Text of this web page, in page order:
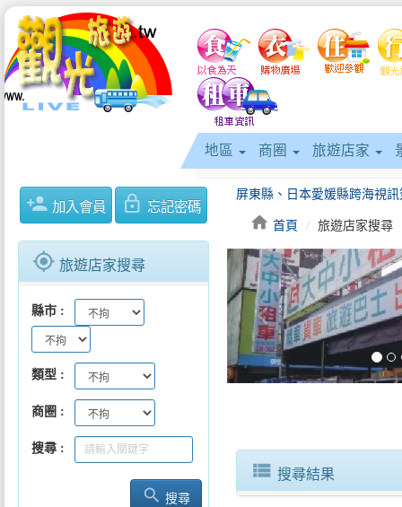
地區 商圈 旅遊店家
person_add 加入會員 lock_outline 忘記密碼
gps_fixed 旅遊店家搜尋
縣市
類型
商圈
搜尋
search 搜尋
從產地到餐桌 展現多元魅力
home 首頁 旅遊店家搜尋
keyboard_arrow_left
view_list 搜尋結果